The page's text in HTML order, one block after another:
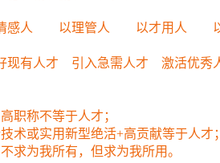
感人 以理管人 以才用人 以
有人才 引入急需人才 激活优秀
职称不等于人才；
术或实用新型绝活+高贡献等于人才；
求为我所有，但求为我所用。